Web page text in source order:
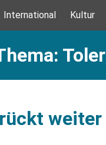
International Kultur